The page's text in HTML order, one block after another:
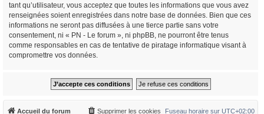
tant qu’utilisateur, vous acceptez que toutes les informations que vous avez
renseignées soient enregistrées dans notre base de données. Bien que ces
informations ne seront pas diffusées à une tierce partie sans votre
consentement, ni « PN - Le forum », ni phpBB, ne pourront être tenus
comme responsables en cas de tentative de piratage informatique visant à
compromettre vos données.
Accueil du forum Fuseau horaire sur UTC+02:00
Supprimer les cookies